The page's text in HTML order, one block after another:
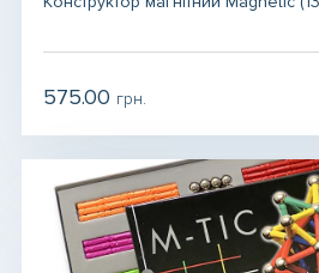
575.00 грн.